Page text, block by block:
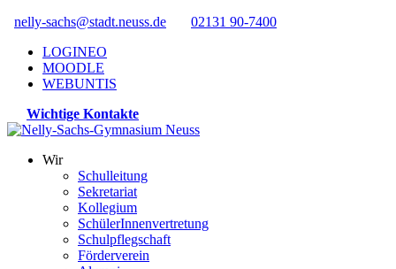
nelly-sachs@stadt.neuss.de
02131 90-7400
LOGINEO
MOODLE
WEBUNTIS
Wichtige Kontakte
Wir
Schulleitung
Sekretariat
Kollegium
SchülerInnenvertretung
Schulpflegschaft
Förderverein